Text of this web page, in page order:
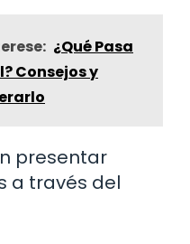
¿Qué Pasa
Consejos y
presentar
a través del